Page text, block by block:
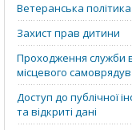
Ветеранська політика
Захист прав дитини
Проходження служби
місцевого
Доступ до публічної
та відкриті дані